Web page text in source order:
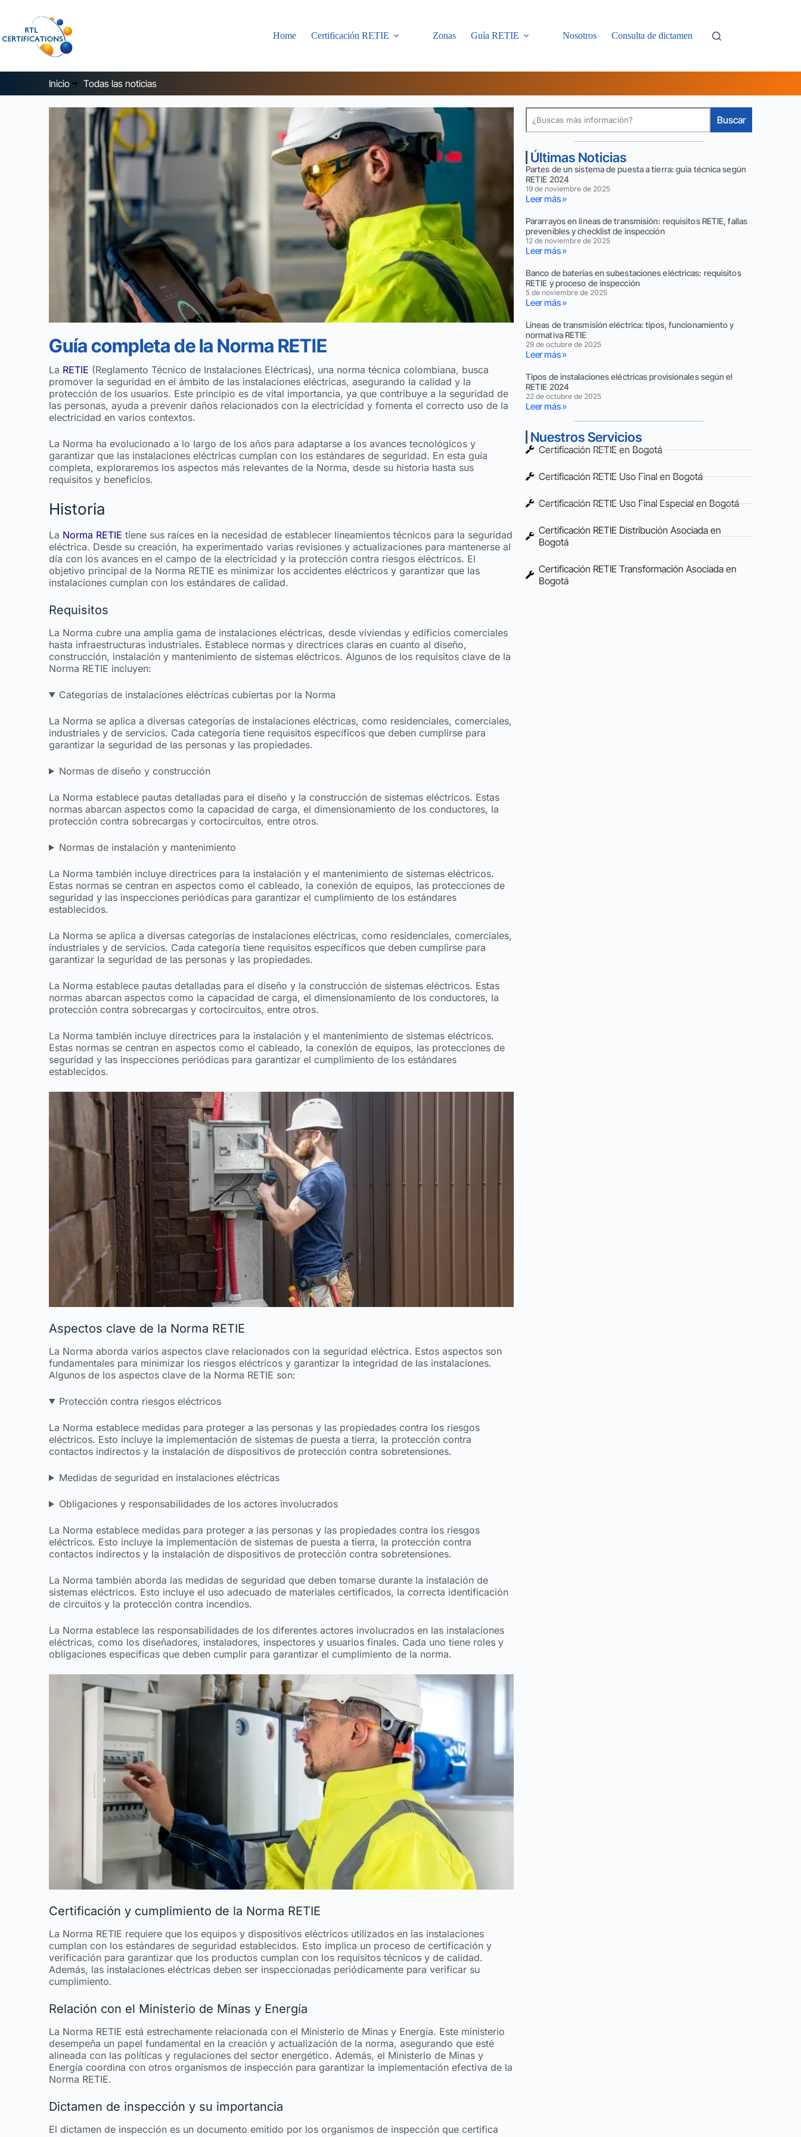
Home Certificación RETIE Zonas Guía RETIE Nosotros Consulta de dictamen
Inicio Todas las noticias
Guía completa de la Norma RETIE
La RETIE (Reglamento Técnico de Instalaciones Eléctricas), una norma técnica colombiana, busca
promover la seguridad en el ámbito de las instalaciones eléctricas, asegurando la calidad y la
protección de los usuarios. Este principio es de vital importancia, ya que contribuye a la seguridad de
las personas, ayuda a prevenir daños relacionados con la electricidad y fomenta el correcto uso de la
electricidad en varios contextos.
La Norma ha evolucionado a lo largo de los años para adaptarse a los avances tecnológicos y
garantizar que las instalaciones eléctricas cumplan con los estándares de seguridad. En esta guía
completa, exploraremos los aspectos más relevantes de la Norma, desde su historia hasta sus
requisitos y beneficios.
Historia
La Norma RETIE tiene sus raíces en la necesidad de establecer lineamientos técnicos para la seguridad
eléctrica. Desde su creación, ha experimentado varias revisiones y actualizaciones para mantenerse al
día con los avances en el campo de la electricidad y la protección contra riesgos eléctricos. El
objetivo principal de la Norma RETIE es minimizar los accidentes eléctricos y garantizar que las
instalaciones cumplan con los estándares de calidad.
Requisitos
La Norma cubre una amplia gama de instalaciones eléctricas, desde viviendas y edificios comerciales
hasta infraestructuras industriales. Establece normas y directrices claras en cuanto al diseño,
construcción, instalación y mantenimiento de sistemas eléctricos. Algunos de los requisitos clave de la
Norma RETIE incluyen:
Categorías de instalaciones eléctricas cubiertas por la Norma
La Norma se aplica a diversas categorías de instalaciones eléctricas, como residenciales, comerciales,
industriales y de servicios. Cada categoría tiene requisitos específicos que deben cumplirse para
garantizar la seguridad de las personas y las propiedades.
Normas de diseño y construcción
La Norma establece pautas detalladas para el diseño y la construcción de sistemas eléctricos. Estas
normas abarcan aspectos como la capacidad de carga, el dimensionamiento de los conductores, la
protección contra sobrecargas y cortocircuitos, entre otros.
Normas de instalación y mantenimiento
La Norma también incluye directrices para la instalación y el mantenimiento de sistemas eléctricos.
Estas normas se centran en aspectos como el cableado, la conexión de equipos, las protecciones de
seguridad y las inspecciones periódicas para garantizar el cumplimiento de los estándares
establecidos.
La Norma se aplica a diversas categorías de instalaciones eléctricas, como residenciales, comerciales,
industriales y de servicios. Cada categoría tiene requisitos específicos que deben cumplirse para
garantizar la seguridad de las personas y las propiedades.
La Norma establece pautas detalladas para el diseño y la construcción de sistemas eléctricos. Estas
normas abarcan aspectos como la capacidad de carga, el dimensionamiento de los conductores, la
protección contra sobrecargas y cortocircuitos, entre otros.
La Norma también incluye directrices para la instalación y el mantenimiento de sistemas eléctricos.
Estas normas se centran en aspectos como el cableado, la conexión de equipos, las protecciones de
seguridad y las inspecciones periódicas para garantizar el cumplimiento de los estándares
establecidos.
Aspectos clave de la Norma RETIE
La Norma aborda varios aspectos clave relacionados con la seguridad eléctrica. Estos aspectos son
fundamentales para minimizar los riesgos eléctricos y garantizar la integridad de las instalaciones.
Algunos de los aspectos clave de la Norma RETIE son:
Protección contra riesgos eléctricos
La Norma establece medidas para proteger a las personas y las propiedades contra los riesgos
eléctricos. Esto incluye la implementación de sistemas de puesta a tierra, la protección contra
contactos indirectos y la instalación de dispositivos de protección contra sobretensiones.
Medidas de seguridad en instalaciones eléctricas
Obligaciones y responsabilidades de los actores involucrados
La Norma establece medidas para proteger a las personas y las propiedades contra los riesgos
eléctricos. Esto incluye la implementación de sistemas de puesta a tierra, la protección contra
contactos indirectos y la instalación de dispositivos de protección contra sobretensiones.
La Norma también aborda las medidas de seguridad que deben tomarse durante la instalación de
sistemas eléctricos. Esto incluye el uso adecuado de materiales certificados, la correcta identificación
de circuitos y la protección contra incendios.
La Norma establece las responsabilidades de los diferentes actores involucrados en las instalaciones
eléctricas, como los diseñadores, instaladores, inspectores y usuarios finales. Cada uno tiene roles y
obligaciones específicas que deben cumplir para garantizar el cumplimiento de la norma.
Certificación y cumplimiento de la Norma RETIE
La Norma RETIE requiere que los equipos y dispositivos eléctricos utilizados en las instalaciones
cumplan con los estándares de seguridad establecidos. Esto implica un proceso de certificación y
verificación para garantizar que los productos cumplan con los requisitos técnicos y de calidad.
Además, las instalaciones eléctricas deben ser inspeccionadas periódicamente para verificar su
cumplimiento.
Relación con el Ministerio de Minas y Energía
La Norma RETIE está estrechamente relacionada con el Ministerio de Minas y Energía. Este ministerio
desempeña un papel fundamental en la creación y actualización de la norma, asegurando que esté
alineada con las políticas y regulaciones del sector energético. Además, el Ministerio de Minas y
Energía coordina con otros organismos de inspección para garantizar la implementación efectiva de la
Norma RETIE.
Dictamen de inspección y su importancia
El dictamen de inspección es un documento emitido por los organismos de inspección que certifica
Buscar
Últimas Noticias
Partes de un sistema de puesta a tierra: guía técnica según
RETIE 2024
19 de noviembre de 2025
Leer más »
Pararrayos en líneas de transmisión: requisitos RETIE, fallas
prevenibles y checklist de inspección
12 de noviembre de 2025
Leer más »
Banco de baterías en subestaciones eléctricas: requisitos
RETIE y proceso de inspección
5 de noviembre de 2025
Leer más »
Líneas de transmisión eléctrica: tipos, funcionamiento y
normativa RETIE
29 de octubre de 2025
Leer más »
Tipos de instalaciones eléctricas provisionales según el
RETIE 2024
22 de octubre de 2025
Leer más »
Nuestros Servicios
Certificación RETIE en Bogotá
Certificación RETIE Uso Final en Bogotá
Certificación RETIE Uso Final Especial en Bogotá
Certificación RETIE Distribución Asociada en
Bogotá
Certificación RETIE Transformación Asociada en
Bogotá